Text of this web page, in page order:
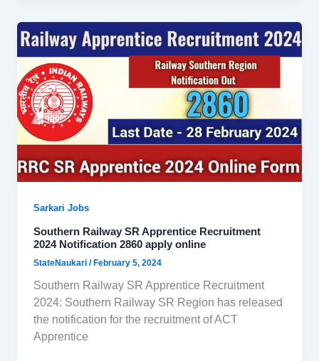
Sarkari Jobs
Southern Railway SR Apprentice Recruitment
2024 Notification 2860 apply online
StateNaukari/February 5, 2024
Southern Railway SR Apprentice Recruitment
2024: Southern Railway SR Region has released
the notification for the recruitment of ACT
Apprentice